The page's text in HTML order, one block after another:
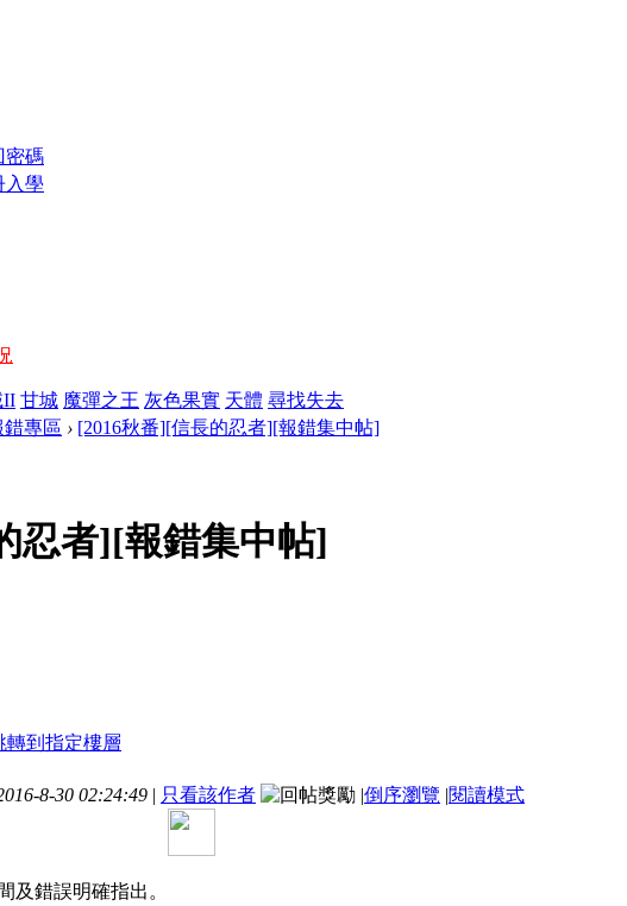
密碼
入學
II 甘城 魔彈之王 灰色果實 天體 尋找失去
錯專區 › [2016秋番][信長的忍者][報錯集中帖]
忍者][報錯集中帖]
8-30 02:24:49 | 只看該作者 |倒序瀏覽 |閱讀模式
及錯誤明確指出。